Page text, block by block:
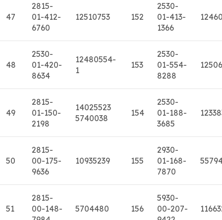
47
2815-
01-412-
6760
12510753 152
2530-
01-413-
1366
48
2530-
01-420-
8634
12480554-
1
153
2530-
01-554-
8288
49
2815-
01-150-
2198
14025523
5740038
154
2530-
01-188-
3685
50
2815-
00-175-
9636
10935239 155
2930-
01-168-
7870
51
2815-
00-148-
5704480 156
5930-
00-207-